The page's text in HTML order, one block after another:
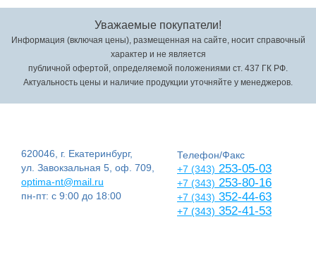
Уважаемые покупатели!
Информация (включая цены), размещенная на сайте, носит справочный
характер и не является
публичной офертой, определяемой положениями ст. 437 ГК РФ.
Актуальность цены и наличие продукции уточняйте у менеджеров.
620046, г. Екатеринбург,
ул. Завокзальная 5, оф. 709,
optima-nt@mail.ru
пн-пт: с 9:00 до 18:00
Телефон/Факс
+7 (343) 253-05-03
+7 (343) 253-80-16
+7 (343) 352-44-63
+7 (343) 352-41-53